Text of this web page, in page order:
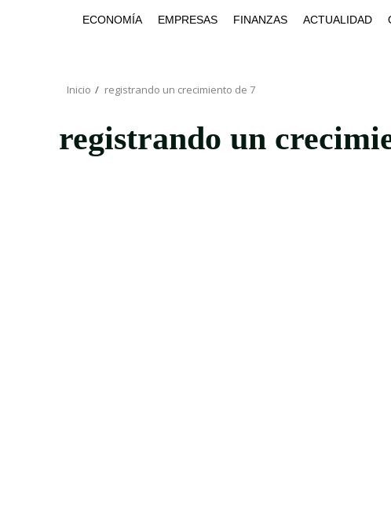
ECONOMÍA EMPRESAS FINANZAS ACTUALIDAD
Inicio registrando un crecimiento de 7
registrando un